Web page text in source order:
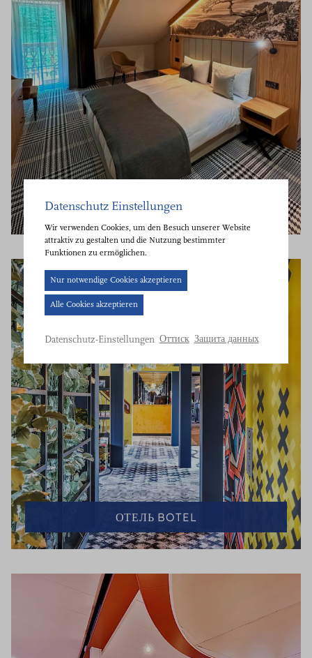
ОТЕЛЬ МАРИЯ СПА
ОТЕЛЬ BOTEL
Datenschutz Einstellungen
Wir verwenden Cookies, um den Besuch unserer Website
attraktiv zu gestalten und die Nutzung bestimmter
Funktionen zu ermöglichen.
Nur notwendige Cookies akzeptieren
Alle Cookies akzeptieren
Datenschutz-Einstellungen Оттиск Защита данных
Cookie-
Sie
eine
Auswahl.